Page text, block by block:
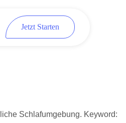
Jetzt Starten